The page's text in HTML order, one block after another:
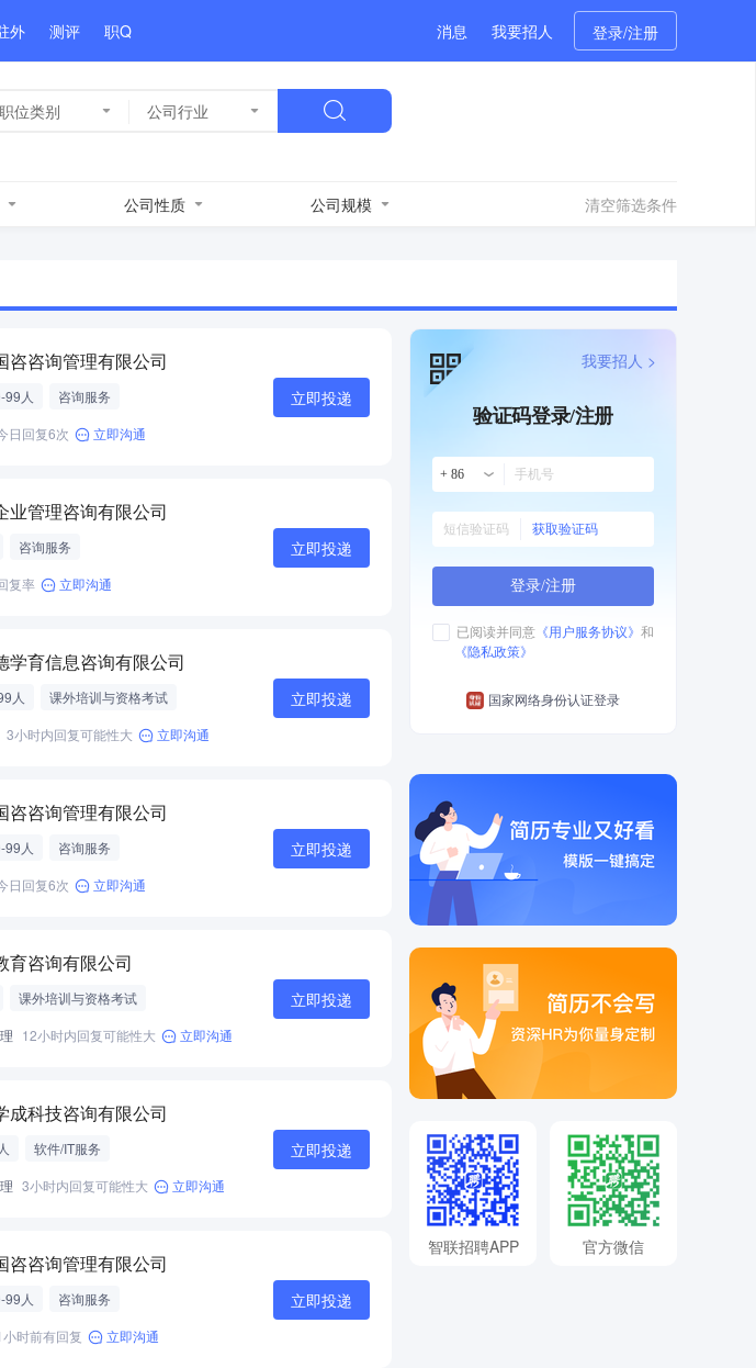
外 测评 职Q 消息 我要招人 登录/注册
职位类别 公司行业
公司性质 公司规模 清空筛选条件
咨咨询管理有限公司
99人
咨询服务
日回复6次 立即沟通
立即投递
业管理咨询有限公司
咨询服务
复率 立即沟通
立即投递
学育信息咨询有限公司
人
课外培训与资格考试
3小时内回复可能性大 立即沟通
立即投递
咨咨询管理有限公司
99人
咨询服务
日回复6次 立即沟通
立即投递
育咨询有限公司
课外培训与资格考试
12小时内回复可能性大 立即沟通
立即投递
成科技咨询有限公司
软件/IT服务
3小时内回复可能性大 立即沟通
立即投递
咨咨询管理有限公司
99人
咨询服务
小时前有回复 立即沟通
立即投递
验证码登录/注册
+ 86
获取验证码
登录/注册
已阅读并同意 《用户服务协议》 和
《隐私政策》
国家网络身份认证登录
我要招人 >
智联招聘APP 官方微信